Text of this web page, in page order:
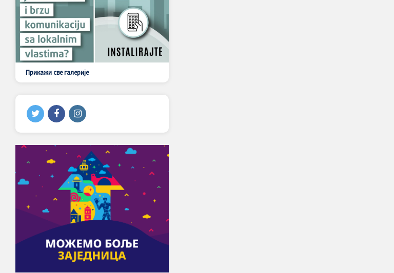
Прикажи све галерије